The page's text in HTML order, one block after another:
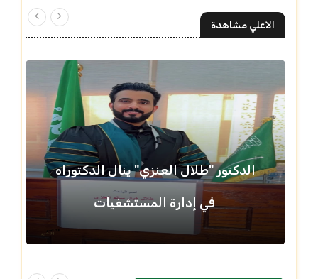
الاعلي مشاهدة
الدكتور "طلال العنزي" ينال الدكتوراه
في إدارة المستشفيات